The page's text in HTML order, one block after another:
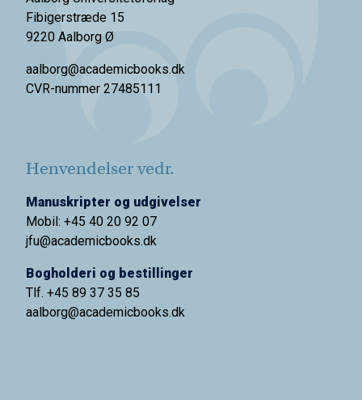
Fibigerstræde 15
9220 Aalborg Ø
aalborg@academicbooks.dk
CVR-nummer 27485111
Henvendelser vedr.
Manuskripter og udgivelser
Mobil: +45 40 20 92 07
jfu@academicbooks.dk
Bogholderi og bestillinger
Tlf. +45 89 37 35 85
aalborg@academicbooks.dk